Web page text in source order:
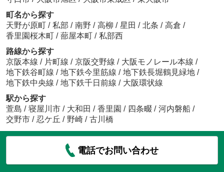
町名から探す
天野が原町 / 私部 / 南野 / 高柳 / 星田 / 北条 / 高倉 /
香里園桜木町 / 蔀屋本町 / 私部西
路線から探す
京阪本線 / 片町線 / 京阪交野線 / 大阪モノレール本線 /
地下鉄谷町線 / 地下鉄今里筋線 / 地下鉄長堀鶴見緑地 /
地下鉄中央線 / 地下鉄千日前線 / 大阪環状線
駅から探す
萱島 / 寝屋川市 / 大和田 / 香里園 / 四条畷 / 河内磐船 /
交野市 / 忍ケ丘 / 野崎 / 古川橋
電話でお問い合わせ